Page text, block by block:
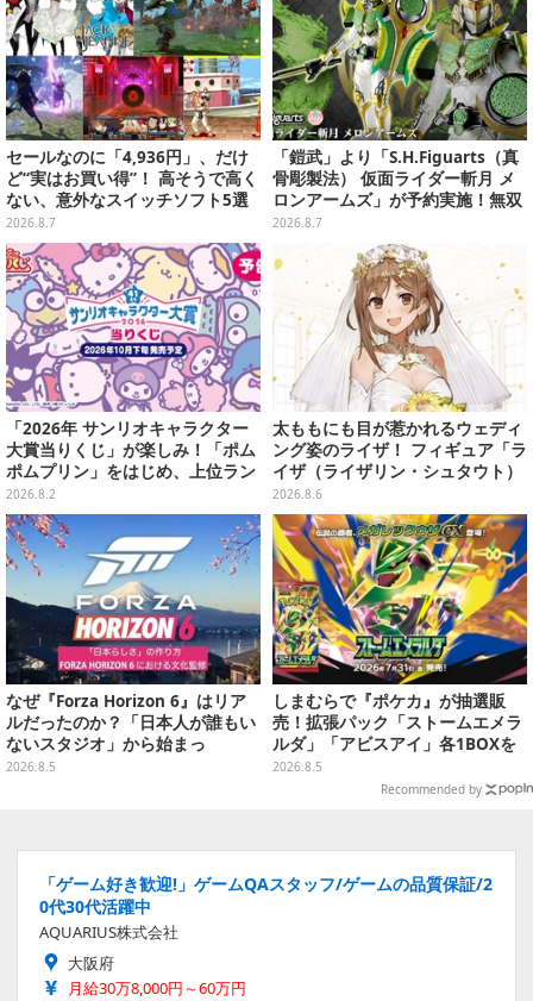
セールなのに「4,936円」、だけ
ど“実はお買い得”！ 高そうで高く
ない、意外なスイッチソフト5選
2026.8.7
「鎧武」より「S.H.Figuarts（真
骨彫製法） 仮面ライダー斬月 メ
ロンアームズ」が予約実施！無双
セイバー、メロンディフェンダー
2026.8.7
「2026年 サンリオキャラクター
大賞当りくじ」が楽しみ！「ポム
ポムプリン」をはじめ、上位ラン
クインが登場するスペシャル企画
2026.8.2
太ももにも目が惹かれるウェディ
ング姿のライザ！ フィギュア「ラ
イザ（ライザリン・シュタウト）
ウェディングStyle」が8月7日よ
り予約受付開始
2026.8.6
なぜ『Forza Horizon 6』はリア
ルだったのか？「日本人が誰もい
ないスタジオ」から始まっ
た、“生活感のある日本"の作り方
2026.8.5
しまむらで『ポケカ』が抽選販
売！拡張パック「ストームエメラ
ルダ」「アビスアイ」各1BOXを
ラインナップ
2026.8.5
Recommended by
「ゲーム好き歓迎!」ゲームQAスタッフ/ゲームの品質保証/2
0代30代活躍中
AQUARIUS株式会社
大阪府
月給30万8,000円～60万円